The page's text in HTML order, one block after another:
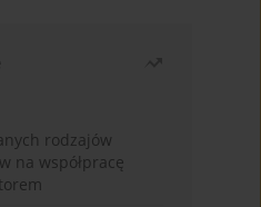
rodzajów
na współpracę